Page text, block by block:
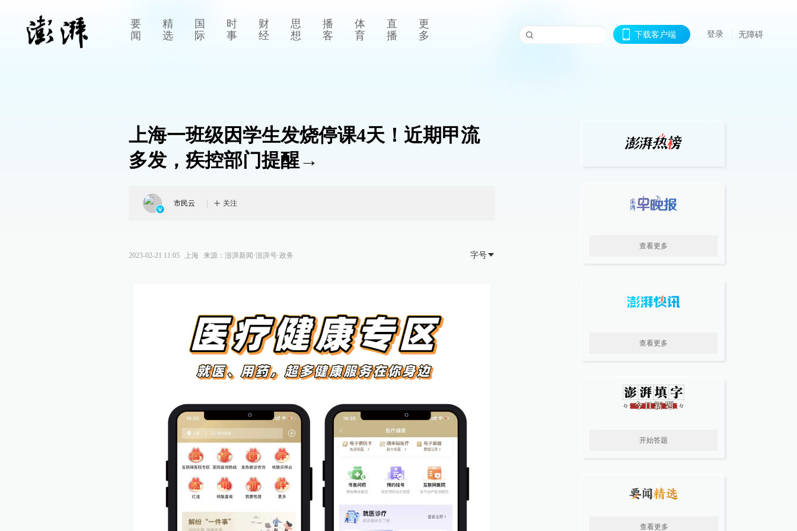
要
闻
精
选
国
际
时
事
财
经
思
想
播
客
体
育
直
播
更
多
下载客户端 登录 无障碍
上海一班级因学生发烧停课4天！近期甲流
多发，疾控部门提醒→
市民云 关注
2023-02-21 11:05 上海 来源： 澎湃新闻·澎湃号·政务 字号
查看更多
查看更多
开始答题
查看更多